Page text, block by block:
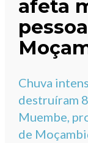
afeta
Chuva
destruíram
Muembe,
de